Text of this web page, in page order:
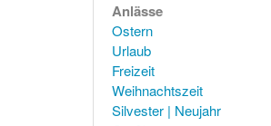
Anlässe
Ostern
Urlaub
Freizeit
Weihnachtszeit
Silvester | Neujahr